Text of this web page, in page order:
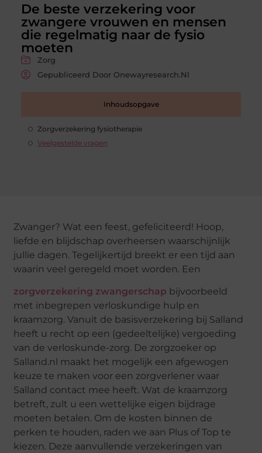
De beste verzekering voor
zwangere vrouwen en mensen
die regelmatig naar de fysio
moeten
Zorg
Gepubliceerd Door Onewayresearch.nl
Inhoudsopgave
Zorgverzekering fysiotherapie
Veelgestelde vragen
Zwanger? Wat een feest, gefeliciteerd! Hoop,
liefde en blijdschap overheersen waarschijnlijk
jullie dagen. Tegelijkertijd breekt er een tijd aan
waarin veel geregeld moet worden. Een
zorgverzekering zwangerschap bijvoorbeeld
met inbegrepen verloskundige hulp en
kraamzorg. Vanuit de basisverzekering bij Salland
heeft u recht op een (gedeeltelijke) vergoeding
van de verloskunde-zorg. De zorgzoeker op
Salland.nl maakt het mogelijk een afgewogen
keuze te maken voor een zorgverlener waar
Salland contact mee heeft. Wat de kraamzorg
betreft, zult u een wettelijke eigen bijdrage
moeten betalen. Om de kosten binnen de
perken te houden, raden we aan Plus of Top te
kiezen. Deze aanvullende verzekeringen van